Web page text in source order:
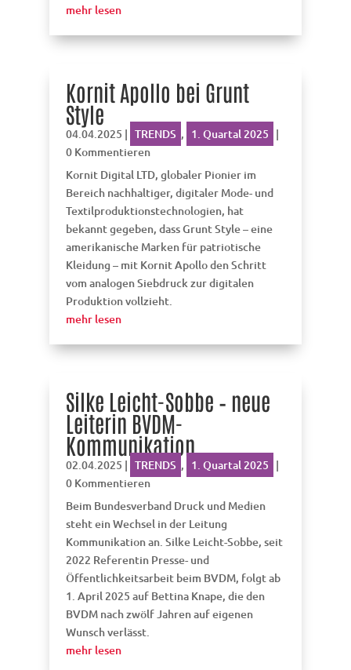
mehr lesen
Kornit Apollo bei Grunt
Style
04.04.2025 | TRENDS , 1. Quartal 2025 |
0 Kommentieren
Kornit Digital LTD, globaler Pionier im
Bereich nachhaltiger, digitaler Mode- und
Textilproduktionstechnologien, hat
bekannt gegeben, dass Grunt Style – eine
amerikanische Marken für patriotische
Kleidung – mit Kornit Apollo den Schritt
vom analogen Siebdruck zur digitalen
Produktion vollzieht.
mehr lesen
Silke Leicht-Sobbe – neue
Leiterin BVDM-
Kommunikation
02.04.2025 | TRENDS , 1. Quartal 2025 |
0 Kommentieren
Beim Bundesverband Druck und Medien
steht ein Wechsel in der Leitung
Kommunikation an. Silke Leicht-Sobbe, seit
2022 Referentin Presse- und
Öffentlichkeitsarbeit beim BVDM, folgt ab
1. April 2025 auf Bettina Knape, die den
BVDM nach zwölf Jahren auf eigenen
Wunsch verlässt.
mehr lesen